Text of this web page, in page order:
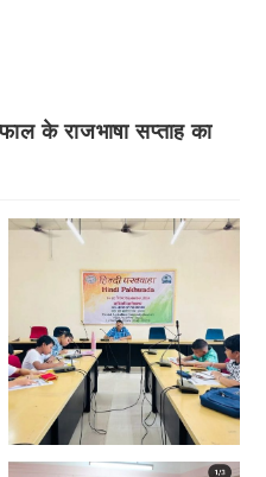
के राजभाषा सप्ताह का